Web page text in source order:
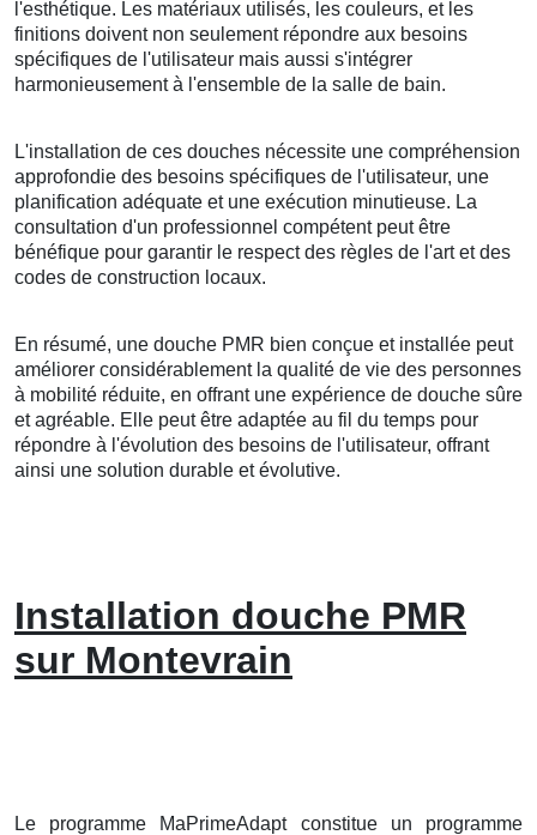
l'esthétique. Les matériaux utilisés, les couleurs, et les
finitions doivent non seulement répondre aux besoins
spécifiques de l'utilisateur mais aussi s'intégrer
harmonieusement à l'ensemble de la salle de bain.
L'installation de ces douches nécessite une compréhension
approfondie des besoins spécifiques de l'utilisateur, une
planification adéquate et une exécution minutieuse. La
consultation d'un professionnel compétent peut être
bénéfique pour garantir le respect des règles de l'art et des
codes de construction locaux.
En résumé, une douche PMR bien conçue et installée peut
améliorer considérablement la qualité de vie des personnes
à mobilité réduite, en offrant une expérience de douche sûre
et agréable. Elle peut être adaptée au fil du temps pour
répondre à l'évolution des besoins de l'utilisateur, offrant
ainsi une solution durable et évolutive.
Installation douche PMR
sur Montevrain
Le programme MaPrimeAdapt constitue un programme